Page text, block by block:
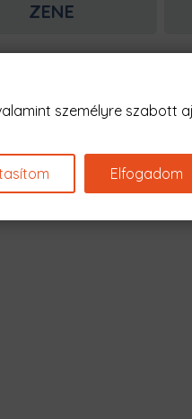
ZENE
erre: "dada:
személyre szabott
Elfogadom